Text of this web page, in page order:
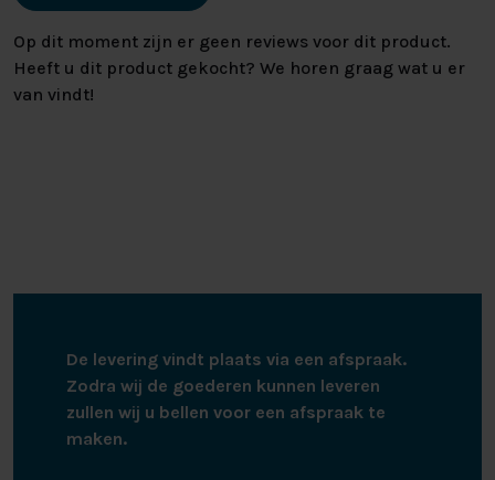
Op dit moment zijn er geen reviews voor dit product.
Heeft u dit product gekocht? We horen graag wat u er
van vindt!
De levering vindt plaats via een afspraak.
Zodra wij de goederen kunnen leveren
zullen wij u bellen voor een afspraak te
maken.